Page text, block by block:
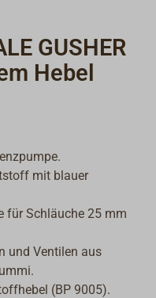
GUSHER
Hebel
mit blauer
für Schläuche 25 mm
und Ventilen aus
(BP 9005).